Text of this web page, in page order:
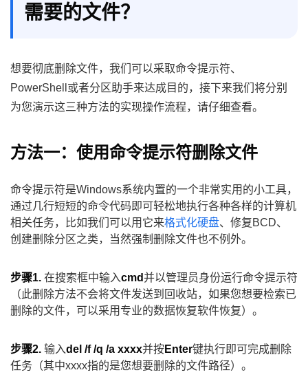
需要的文件？
想要彻底删除文件，我们可以采取命令提示符、
PowerShell或者分区助手来达成目的，接下来我们将分别
为您演示这三种方法的实现操作流程，请仔细查看。
方法一：使用命令提示符删除文件
命令提示符是Windows系统内置的一个非常实用的小工具，
通过几行短短的命令代码即可轻松地执行各种各样的计算机
相关任务，比如我们可以用它来格式化硬盘、修复BCD、
创建删除分区之类，当然强制删除文件也不例外。
步骤1. 在搜索框中输入cmd并以管理员身份运行命令提示符
（此删除方法不会将文件发送到回收站，如果您想要检索已
删除的文件，可以采用专业的数据恢复软件恢复）。
步骤2. 输入del /f /q /a xxxx并按Enter键执行即可完成删除
任务（其中xxxx指的是您想要删除的文件路径）。